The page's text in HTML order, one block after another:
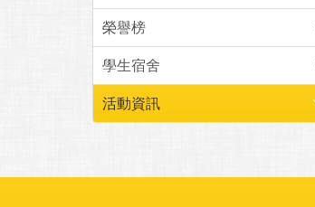
榮譽榜
學生宿舍
活動資訊